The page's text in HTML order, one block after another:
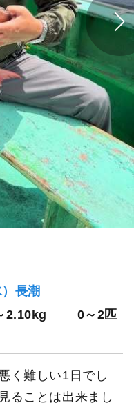
長潮
2.10kg 0～2匹
く難しい1日でし
ることは出来まし